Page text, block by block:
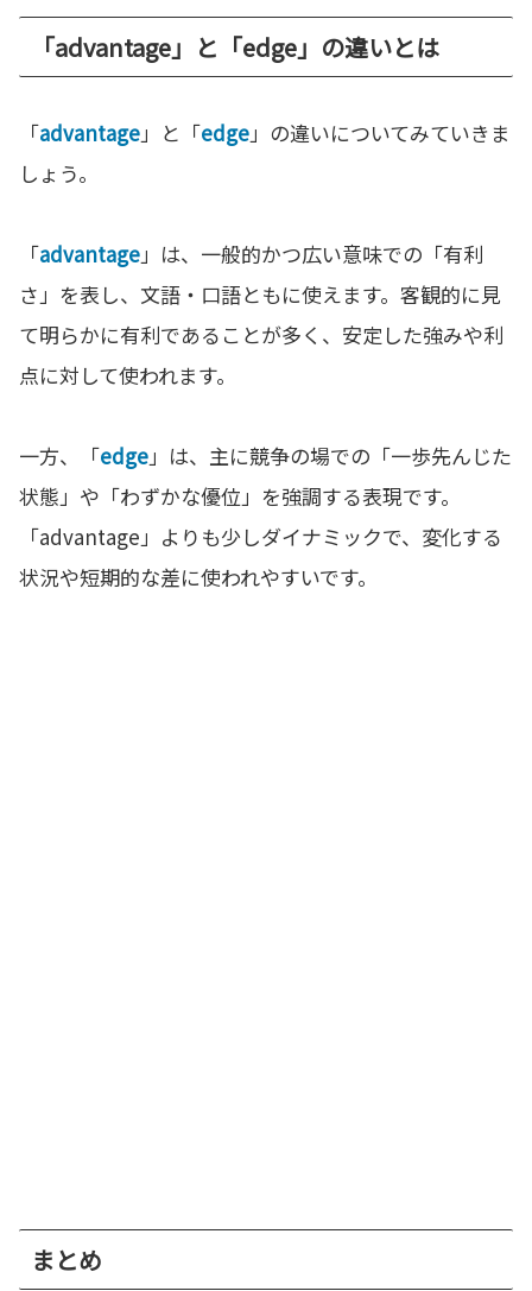
「advantage」と「edge」の違いとは
「advantage」と「edge」の違いについてみていきま
しょう。
「advantage」は、一般的かつ広い意味での「有利
さ」を表し、文語・口語ともに使えます。客観的に見
て明らかに有利であることが多く、安定した強みや利
点に対して使われます。
一方、「edge」は、主に競争の場での「一歩先んじた
状態」や「わずかな優位」を強調する表現です。
「advantage」よりも少しダイナミックで、変化する
状況や短期的な差に使われやすいです。
まとめ